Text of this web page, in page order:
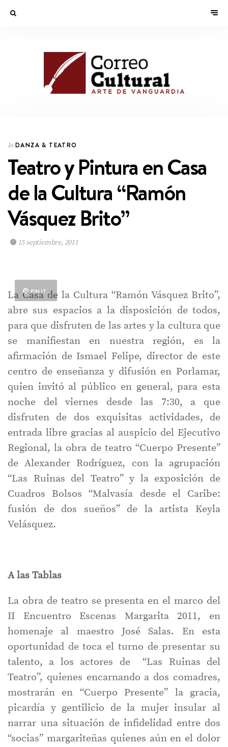
In DANZA & TEATRO
Teatro y Pintura en Casa
de la Cultura “Ramón
Vásquez Brito”
15 septiembre, 2011
PIN IT
La Casa de la Cultura “Ramón Vásquez Brito”,
abre sus espacios a la disposición de todos,
para que disfruten de las artes y la cultura que
se manifiestan en nuestra región, es la
afirmación de Ismael Felipe, director de este
centro de enseñanza y difusión en Porlamar,
quien invitó al público en general, para esta
noche del viernes desde las 7:30, a que
disfruten de dos exquisitas actividades, de
entrada libre gracias al auspicio del Ejecutivo
Regional, la obra de teatro “Cuerpo Presente”
de Alexander Rodríguez, con la agrupación
“Las Ruinas del Teatro” y la exposición de
Cuadros Bolsos “Malvasía desde el Caribe:
fusión de dos sueños” de la artista Keyla
Velásquez.
A las Tablas
La obra de teatro se presenta en el marco del
II Encuentro Escenas Margarita 2011, en
homenaje al maestro José Salas. En esta
oportunidad de toca el turno de presentar su
talento, a los actores de “Las Ruinas del
Teatro”, quienes encarnando a dos comadres,
mostrarán en “Cuerpo Presente” la gracia,
picardía y gentilicio de la mujer insular al
narrar una situación de infidelidad entre dos
“socias” margariteñas quienes aún en el dolor